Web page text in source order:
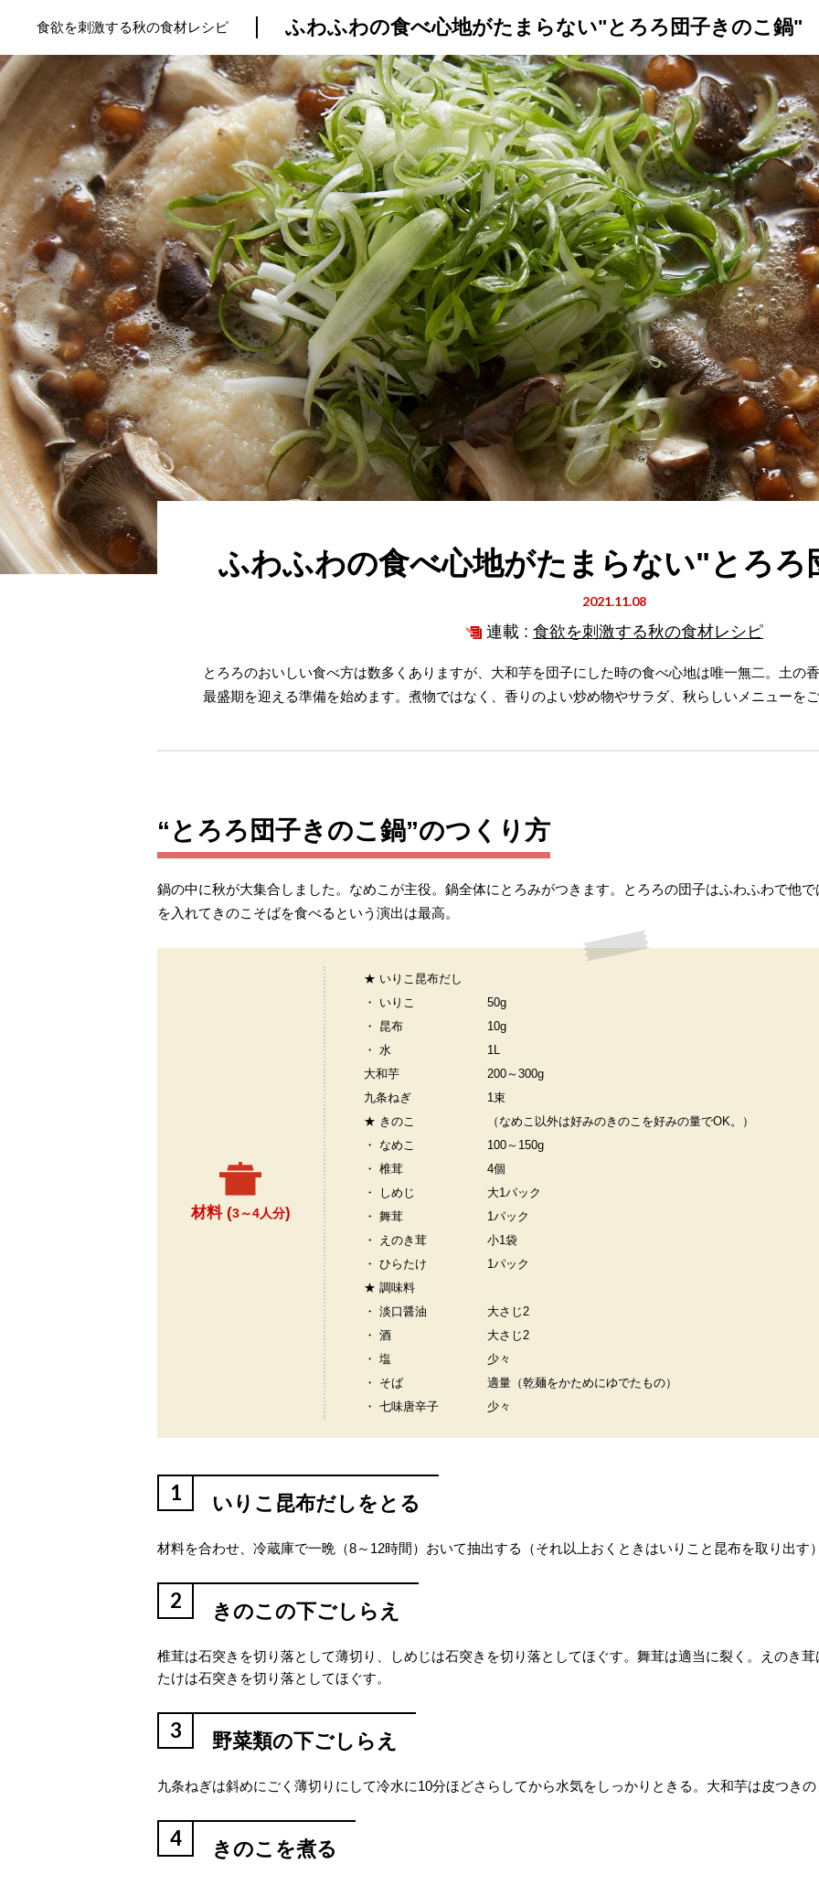
トップ プロが教えるレシピ 厳選！店探し 食のストーリー
食欲を刺激する秋の食材レシピ ふわふわの食べ心地がたまらない"とろろ団子きのこ鍋"
ふわふわの食べ心地がたまらない"とろろ
2021.11.08
連載 : 食欲を刺激する秋の食材レシピ
とろろのおいしい食べ方は数多くありますが、大和芋を団子にした時の食べ心地は唯一無二。土の
最盛期を迎える準備を始めます。煮物ではなく、香りのよい炒め物やサラダ、秋らしいメニューを
“とろろ団子きのこ鍋”のつくり方
鍋の中に秋が大集合しました。なめこが主役。鍋全体にとろみがつきます。とろろの団子はふわふわで他
を入れてきのこそばを食べるという演出は最高。
材料 (3～4人分)
★ いりこ昆布だし
・ いりこ
50g
・ 昆布
10g
・ 水
1L
大和芋
200～300g
九条ねぎ
1束
★ きのこ
（なめこ以外は好みのきのこを好みの量でOK。）
・ なめこ
100～150g
・ 椎茸
4個
・ しめじ
大1パック
・ 舞茸
1パック
・ えのき茸
小1袋
・ ひらたけ
1パック
★ 調味料
・ 淡口醤油
大さじ2
・ 酒
大さじ2
・ 塩
少々
・ そば
適量（乾麺をかためにゆでたもの）
・ 七味唐辛子
少々
1 いりこ昆布だしをとる
材料を合わせ、冷蔵庫で一晩（8～12時間）おいて抽出する（それ以上おくときはいりこと昆布を取り出す
2 きのこの下ごしらえ
椎茸は石突きを切り落として薄切り、しめじは石突きを切り落としてほぐす。舞茸は適当に裂く。えのき
たけは石突きを切り落としてほぐす。
3 野菜類の下ごしらえ
九条ねぎは斜めにごく薄切りにして冷水に10分ほどさらしてから水気をしっかりときる。大和芋は皮つき
4 きのこを煮る